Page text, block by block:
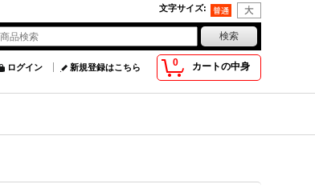
文字サイズ:
0 カートの中身
ログイン 新規登録はこちら